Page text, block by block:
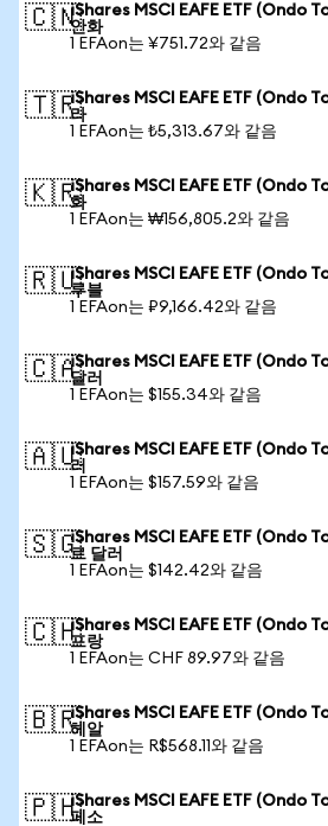
🇨🇳iShares MSCI EAFE ETF (Ondo
안화
1 EFAon는 ¥751.72와 같음
🇹🇷iShares MSCI EAFE ETF (Ondo
라
1 EFAon는 ₺5,313.67와 같음
🇰🇷iShares MSCI EAFE ETF (Ondo
화
1 EFAon는 ₩156,805.2와 같음
🇷🇺iShares MSCI EAFE ETF (Ondo
루블
1 EFAon는 ₽9,166.42와 같음
🇨🇦iShares MSCI EAFE ETF (Ondo
달러
1 EFAon는 $155.34와 같음
🇦🇺iShares MSCI EAFE ETF (Ondo
러
1 EFAon는 $157.59와 같음
🇸🇬iShares MSCI EAFE ETF (Ondo
르 달러
1 EFAon는 $142.42와 같음
🇨🇭iShares MSCI EAFE ETF (Ondo
프랑
1 EFAon는 CHF 89.97와 같음
🇧🇷iShares MSCI EAFE ETF (Ondo
헤알
1 EFAon는 R$568.11와 같음
🇵🇭iShares MSCI EAFE ETF (Ondo
페소